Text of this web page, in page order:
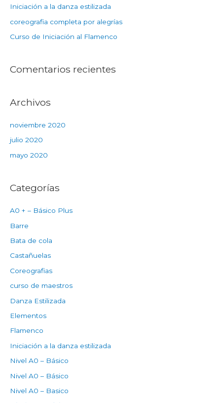
Iniciación a la danza estilizada
coreografia completa por alegrías
Curso de Iniciación al Flamenco
Comentarios recientes
Archivos
noviembre 2020
julio 2020
mayo 2020
Categorías
A0 + – Básico Plus
Barre
Bata de cola
Castañuelas
Coreografias
curso de maestros
Danza Estilizada
Elementos
Flamenco
Iniciación a la danza estilizada
Nivel A0 – Básico
Nivel A0 – Básico
Nivel A0 – Basico